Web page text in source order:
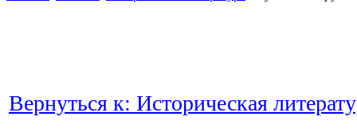
Вернуться к: Историческая